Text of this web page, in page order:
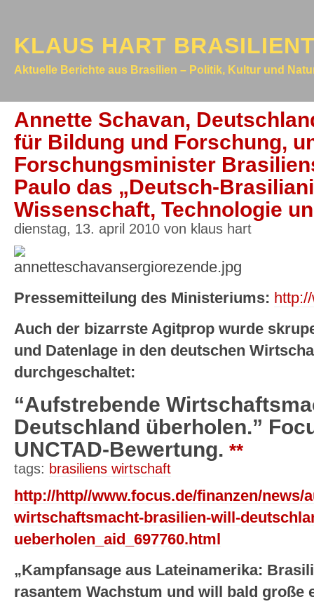
KLAUS HART
Aktuelle Berichte aus Brasilien – Politik, Kultur und
Annette Schavan,
für Bildung und Forschung,
Forschungsminister
Paulo das „Deutsch-
Wissenschaft, Technologie
dienstag, 13. april 2010 von klaus hart
Pressemitteilung des Ministeriums:
Auch der bizarrste Agitprop wurde
und Datenlage in den deutschen
durchgeschaltet:
“Aufstrebende
Deutschland überholen.”
UNCTAD-Bewertung. **
tags: brasiliens wirtschaft
http://http//www.focus.de/finanzen/news/
wirtschaftsmacht-brasilien-will-
ueberholen_aid_697760.html
„Kampfansage aus Lateinamerika:
rasantem Wachstum und will bald große